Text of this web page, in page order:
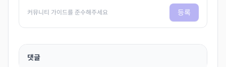
커뮤니티 가이드를 준수해주세요 등록
댓글